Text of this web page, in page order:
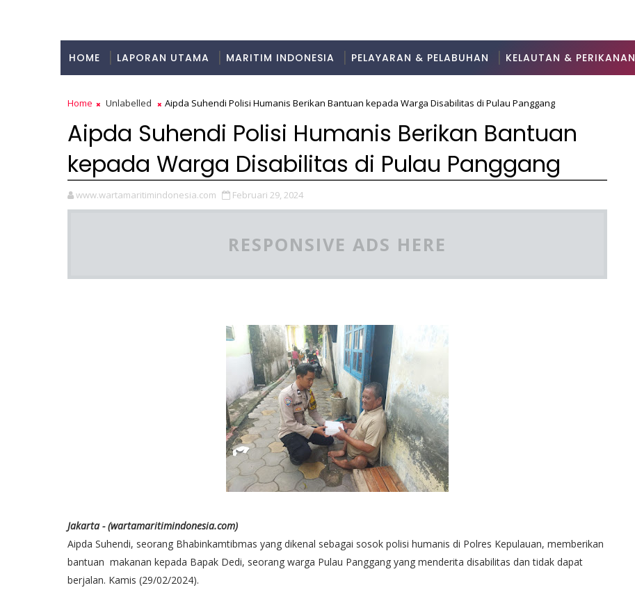
HOME LAPORAN UTAMA MARITIM INDONESIA PELAYARAN & PELABUHAN KELAUTAN & PERIKANAN
Home Unlabelled Aipda Suhendi Polisi Humanis Berikan Bantuan kepada Warga Disabilitas di Pulau Panggang
Aipda Suhendi Polisi Humanis Berikan Bantuan
kepada Warga Disabilitas di Pulau Panggang
www.wartamaritimindonesia.com Februari 29, 2024
RESPONSIVE ADS HERE
Jakarta - (wartamaritimindonesia.com)
Aipda Suhendi, seorang Bhabinkamtibmas yang dikenal sebagai sosok polisi humanis di Polres Kepulauan, memberikan
bantuan makanan kepada Bapak Dedi, seorang warga Pulau Panggang yang menderita disabilitas dan tidak dapat
berjalan. Kamis (29/02/2024).